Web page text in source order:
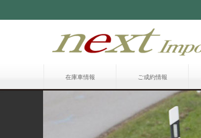
在庫車情報 ご成約情報